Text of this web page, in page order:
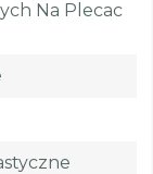
Na Plecac